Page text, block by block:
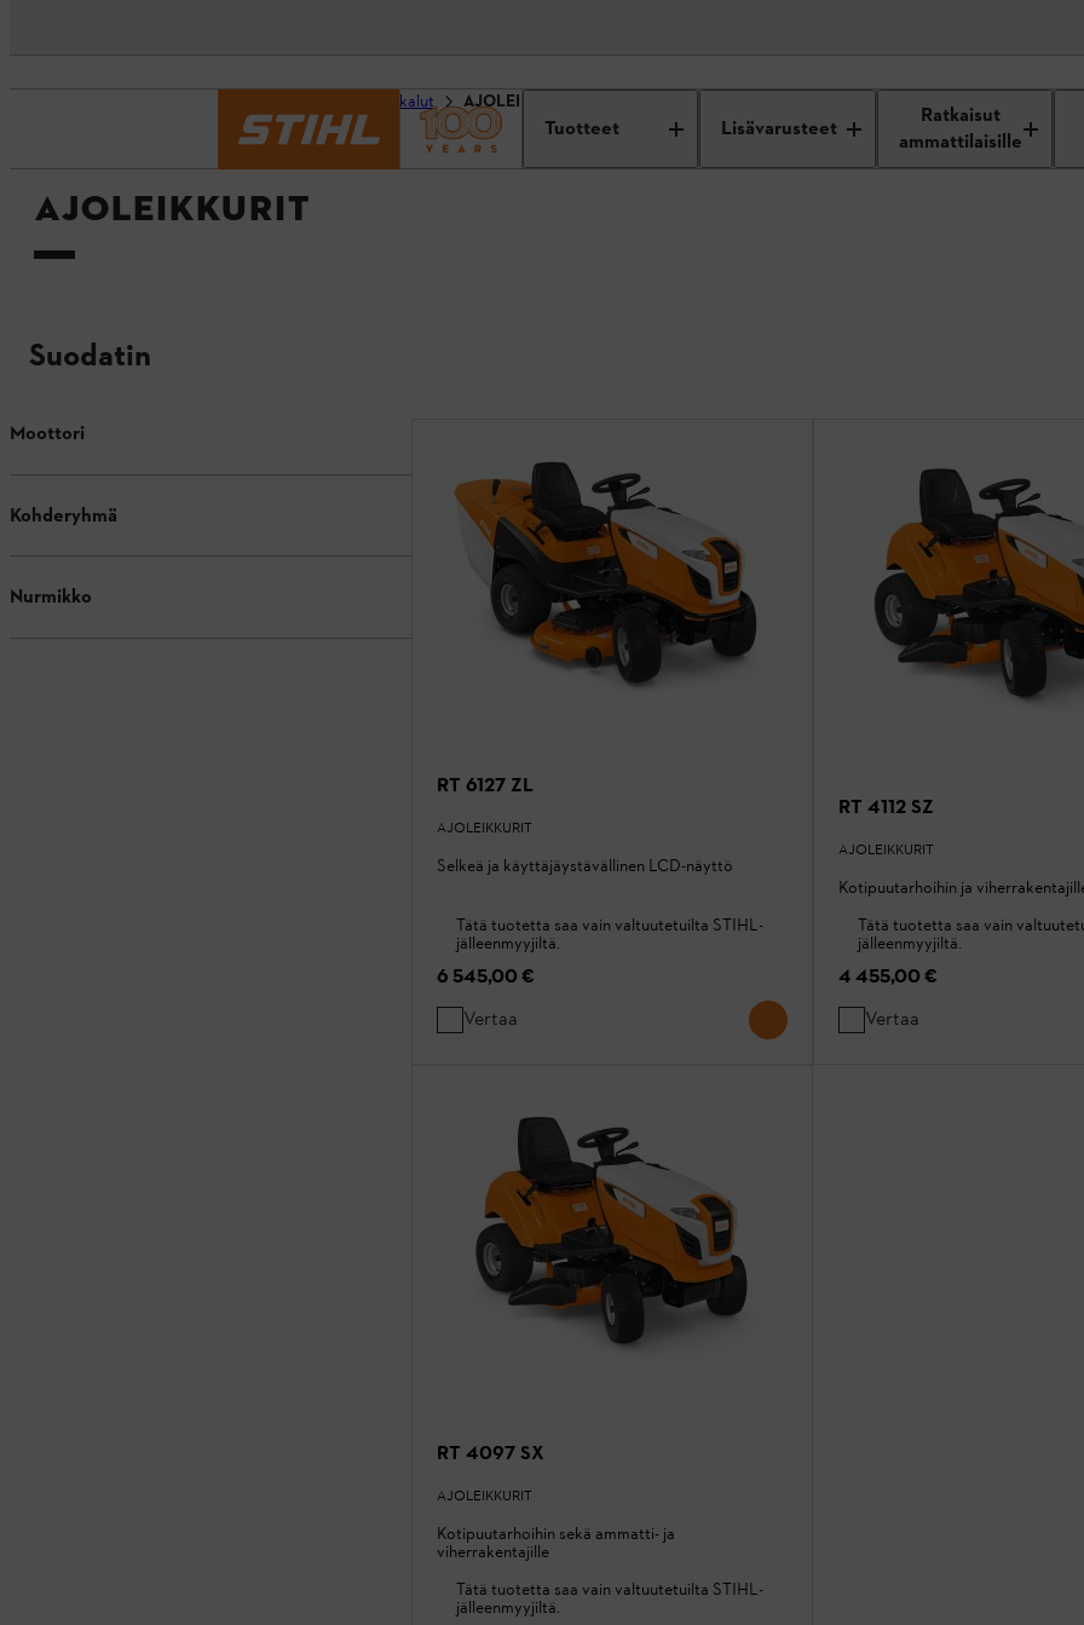
Tuotteet Lisävarusteet
Ratkaisut
ammattilaisille
Laitteet ja työkalut AJOLEIKKURIT
AJOLEIKKURIT
Suodatin
Moottori
Kohderyhmä
Nurmikko
RT 6127 ZL
AJOLEIKKURIT
Selkeä ja käyttäjäystävällinen LCD-näyttö
Tätä tuotetta saa vain valtuutetuilta STIHL-
jälleenmyyjiltä.
6 545,00 €
Vertaa
RT 4112 SZ
AJOLEIKKURIT
Kotipuutarhoihin ja
Tätä tuotetta saa vain
jälleenmyyjiltä.
4 455,00 €
Vertaa
RT 4097 SX
AJOLEIKKURIT
Kotipuutarhoihin sekä ammatti- ja
viherrakentajille
Tätä tuotetta saa vain valtuutetuilta STIHL-
jälleenmyyjiltä.